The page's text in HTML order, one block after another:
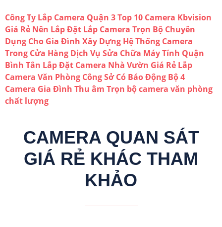
Công Ty Lắp Camera Quận 3Top 10 Camera Kbvision
Giá Rẻ Nên Lắp Đặt Lắp Camera Trọn Bộ Chuyên
Dụng Cho Gia Đình Xây Dựng Hệ Thống Camera
Trong Cửa Hàng Dịch Vụ Sửa Chữa Máy Tính Quận
Bình Tân Lắp Đặt Camera Nhà Vườn Giá Rẻ Lắp
Camera Văn Phòng Công Sở Có Báo Động Bộ 4
Camera Gia Đình Thu âm Trọn bộ camera văn phòng
chất lượng
CAMERA QUAN SÁT
GIÁ RẺ KHÁC THAM
KHẢO